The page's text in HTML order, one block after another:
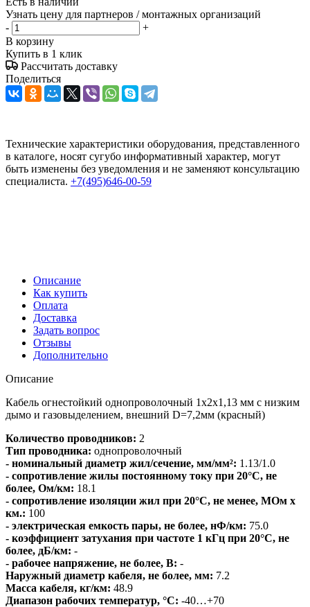
Узнать цену для партнеров / монтажных организаций
-
+
В корзину
Купить в 1 клик
Рассчитать доставку
Поделиться
Технические характеристики оборудования, представленного
в каталоге, носят сугубо информативный характер, могут
быть изменены без уведомления и не заменяют консультацию
специалиста. +7(495)646-00-59
Описание
Как купить
Оплата
Доставка
Задать вопрос
Отзывы
Дополнительно
Описание
Кабель огнестойкий однопроволочный 1х2х1,13 мм с низким
дымо и газовыделением, внешний D=7,2мм (красный)
Количество проводников: 2
Тип проводника: однопроволочный
- номинальный диаметр жил/сечение, мм/мм²: 1.13/1.0
- сопротивление жилы постоянному току при 20°С, не
более, Ом/км: 18.1
- сопротивление изоляции жил при 20°C, не менее, МОм х
км.: 100
- электрическая емкость пары, не более, нФ/км: 75.0
- коэффициент затухания при частоте 1 кГц при 20°С, не
более, дБ/км: -
- рабочее напряжение, не более, В: -
Наружный диаметр кабеля, не более, мм: 7.2
Масса кабеля, кг/км: 48.9
Диапазон рабочих температур, °С: -40…+70